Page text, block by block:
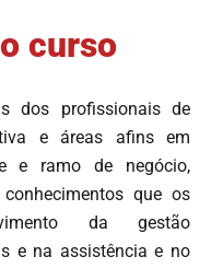
curso
dos profissionais de
e áreas afins em
e ramo de negócio,
que os
da gestão
e na assistência e no